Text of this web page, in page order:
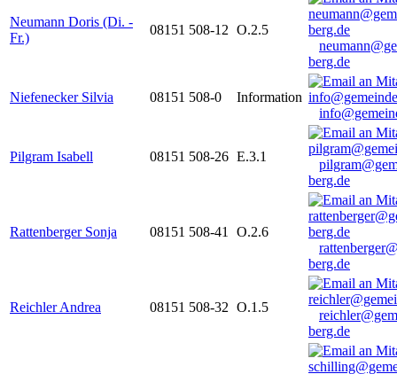
Neumann Doris (Di. -
Fr.)
08151 508-12 O.2.5
berg.de
Niefenecker Silvia 08151 508-0
Information
Pilgram Isabell 08151 508-26 E.3.1
berg.de
Rattenberger Sonja 08151 508-41
O.2.6
berg.de
Reichler Andrea 08151 508-32 O.1.5
berg.de